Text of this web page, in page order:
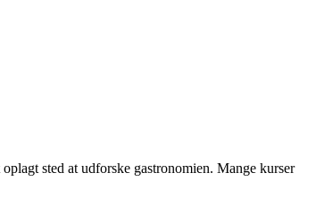
sted at udforske gastronomien. Mange kurser